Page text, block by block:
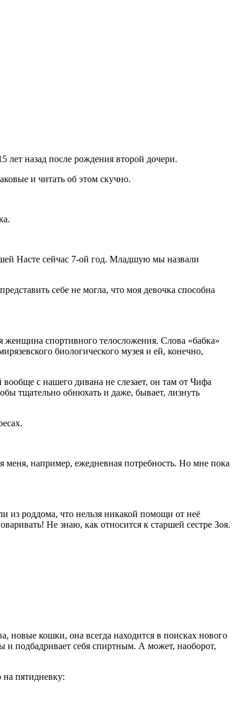
назад после рождения второй дочери.
и читать об этом скучно.
Насте сейчас 7-ой год. Младшую мы назвали
себе не могла, что моя девочка способна
спортивного телосложения. Слова «бабка»
биологического музея и ей, конечно,
с нашего дивана не слезает, он там от Чифа
тщательно обнюхать и даже, бывает, лизнуть
меня, например, ежедневная потребность. Но мне пока
из роддома, что нельзя никакой помощи от неё
Не знаю, как относится к старшей сестре Зоя.
новые кошки, она всегда находится в поисках нового
и подбадривает себя спиртным. А может, наоборот,
пятидневку: